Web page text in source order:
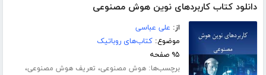
دانلود کتاب کاربردهای نوین هوش مصنوعی
از: علی عباسی
موضوع:کتاب‌های روباتیک
۹۵ صفحه
برچسب‌ها:هوش مصنوعی، تعریف هوش مصنوعی،